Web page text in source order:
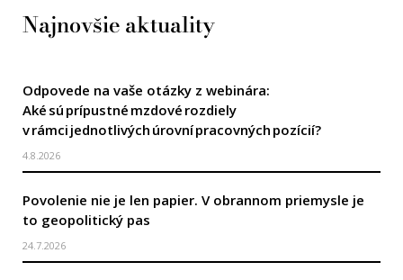
Najnovšie aktuality
Odpovede na vaše otázky z webinára:
Aké sú prípustné mzdové rozdiely
v rámci jednotlivých úrovní pracovných pozícií?
4.8.2026
Povolenie nie je len papier. V obrannom priemysle je
to geopolitický pas
24.7.2026